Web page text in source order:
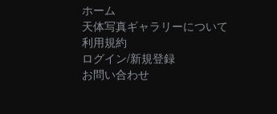
ホーム
天体写真ギャラリーについて
利用規約
ログイン/新規登録
お問い合わせ